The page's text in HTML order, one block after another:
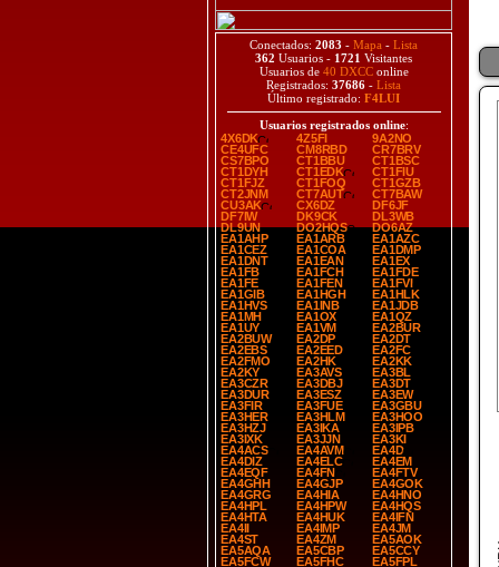
Conectados: 2083 - Mapa - Lista
362 Usuarios - 1721 Visitantes
Usuarios de 40 DXCConline
Registrados: 37686 - Lista
Último registrado: F4LUI
Usuarios registrados online:
4X6DK
4Z5FI
9A2NO
CE4UFC
CM8RBD
CR7BRV
CS7BPO
CT1BBU
CT1BSC
CT1DYH
CT1EDK
CT1FIU
CT1FJZ
CT1FOQ
CT1GZB
CT2JNM
CT7AUT
CT7BAW
CU3AK
CX6DZ
DF6JF
DF7IW
DK9CK
DL3WB
DL9UN
DO2HQS
DO6AZ
EA1AHP
EA1ARB
EA1AZC
EA1CEZ
EA1COA
EA1DMP
EA1DNT
EA1EAN
EA1EX
EA1FB
EA1FCH
EA1FDE
EA1FE
EA1FEN
EA1FVI
EA1GIB
EA1HGH
EA1HLK
EA1HVS
EA1INB
EA1JDB
EA1MH
EA1OX
EA1QZ
EA1UY
EA1VM
EA2BUR
EA2BUW
EA2DP
EA2DT
EA2EBS
EA2EED
EA2FC
EA2FMO
EA2HK
EA2KK
EA2KY
EA3AVS
EA3BL
EA3CZR
EA3DBJ
EA3DT
EA3DUR
EA3ESZ
EA3EW
EA3FIR
EA3FUE
EA3GBU
EA3HER
EA3HLM
EA3HOO
EA3HZJ
EA3IKA
EA3IPB
EA3IXK
EA3JJN
EA3KI
EA4ACS
EA4AVM
EA4D
EA4DIZ
EA4ELC
EA4EM
EA4EQF
EA4FN
EA4FTV
EA4GHH
EA4GJP
EA4GOK
EA4GRG
EA4HIA
EA4HNO
EA4HPL
EA4HPW
EA4HQS
EA4HTA
EA4HUK
EA4IFN
EA4II
EA4IMP
EA4JM
EA4ST
EA4ZM
EA5AOK
EA5AQA
EA5CBP
EA5CCY
EA5FCW
EA5FHC
EA5FPL